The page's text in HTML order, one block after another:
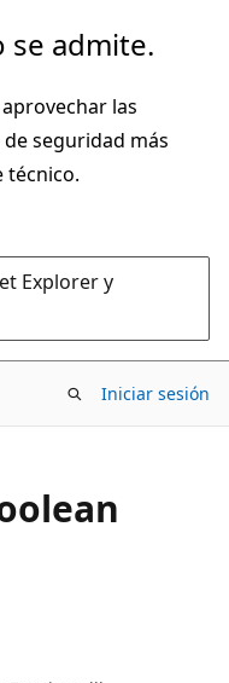
se admite.
las
seguridad más
técnico.
Explorer y
Iniciar sesión